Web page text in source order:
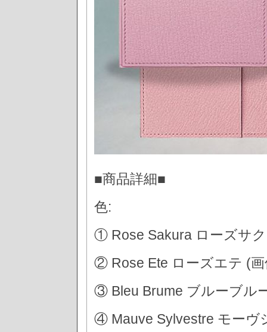
■商品詳細■
色:
① Rose Sakura ローズサ
② Rose Ete ローズエテ (
③ Bleu Brume ブルーブル
④ Mauve Sylvestre モーヴ